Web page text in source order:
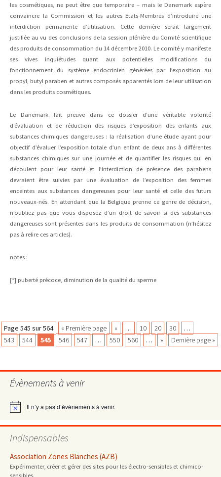
les cosmétiques, ne peut être que temporaire – mais le Danemark espère
convaincre la Commission et les autres Etats-Membres d’introduire une
interdiction permanente d’utilisation. Cette dernière serait largement
justifiée au vu des conclusions de la session plénière du Comité scientifique
des produits de consommation du 14 décembre 2010. Le comité y manifeste
ses vives inquiétudes quant aux potentielles modifications du
fonctionnement du système endocrinien générées par l’exposition au
propyl, butyl paraben et autres composés apparentés lors de leur utilisation
dans les produits cosmétiques.
Le Danemark fait preuve dans ce dossier d’une véritable volonté
d’évaluation et de réduction des risques d’exposition des enfants aux
substances chimiques dangereuses : la réalisation d’une étude ayant pour
objectif d’évaluer l’exposition totale d’un enfant de deux ans à différentes
substances chimiques sur une journée et de quantifier les risques qui en
découlent pour leur santé et l’interdiction de présence des parabens
devraient être suivies par une évaluation de l’exposition des femmes
enceintes aux substances dangereuses pour leur santé et celle des futurs
nouveaux-nés. En attendant que la Belgique prenne ce genre de décision,
n’oubliez pas que vous disposez d’un droit de savoir si des substances
dangereuses sont présentes dans les produits de consommation (n’hésitez
pas à relire ces articles).
notes :
[*] puberté précoce, diminution de la qualité du sperme
Navigation
des
articles
Page 545 sur 564 « Première page « … 10 20 30
…
543
544 545 546 547 … 550 560 … » Dernière page »
Évènements à venir
Notice Il n’y a pas d’évènements à venir.
Indispensables
Association Zones Blanches (AZB)
Expérimenter, créer et gérer des sites pour les électro-sensibles et chimico-
sensibles.